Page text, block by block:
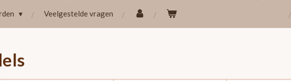
Veelgestelde vragen